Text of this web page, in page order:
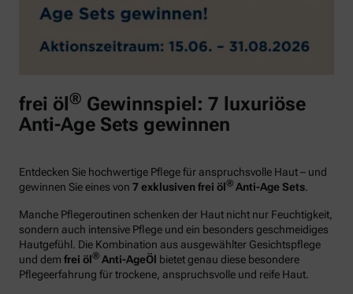
frei öl ® Gewinnspiel: 7 luxuriöse
Anti-Age Sets gewinnen
Entdecken Sie hochwertige Pflege für anspruchsvolle Haut – und
gewinnen Sie eines von 7 exklusiven frei öl® Anti-Age Sets
Manche Pflegeroutinen schenken der Haut nicht nur Feuchtigkeit,
sondern auch intensive Pflege und ein besonders geschmeidiges
Hautgefühl. Die Kombination aus ausgewählter Gesichtspflege
und dem frei öl® Anti-AgeÖl bietet genau diese besondere
Pflegeerfahrung für trockene, anspruchsvolle und reife Haut.